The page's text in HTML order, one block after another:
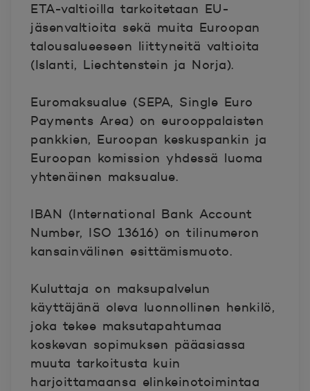
ETA-valtioilla tarkoitetaan EU-
jäsenvaltioita sekä muita Euroopan
talousalueeseen liittyneitä valtioita
(Islanti, Liechtenstein ja Norja).
Euromaksualue (SEPA, Single Euro
Payments Area) on eurooppalaisten
pankkien, Euroopan keskuspankin ja
Euroopan komission yhdessä luoma
yhtenäinen maksualue.
IBAN (International Bank Account
Number, ISO 13616) on tilinumeron
kansainvälinen esittämismuoto.
Kuluttaja on maksupalvelun
käyttäjänä oleva luonnollinen henkilö,
joka tekee maksutapahtumaa
koskevan sopimuksen pääasiassa
muuta tarkoitusta kuin
harjoittamaansa elinkeinotoimintaa